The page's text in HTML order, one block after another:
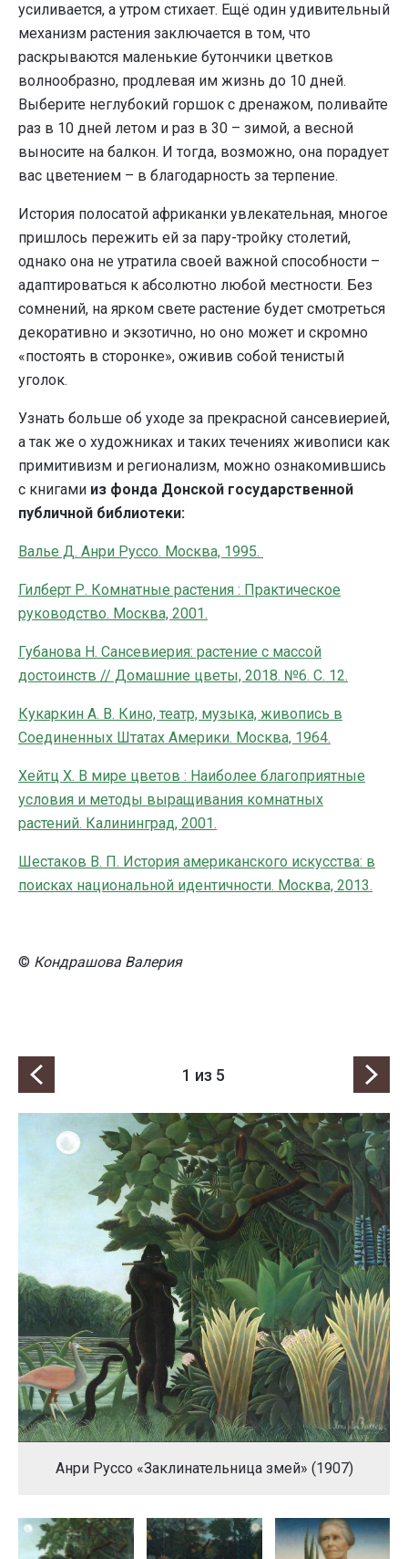
усиливается, а утром стихает. Ещё один удивительный
механизм растения заключается в том, что
раскрываются маленькие бутончики цветков
волнообразно, продлевая им жизнь до 10 дней.
Выберите неглубокий горшок с дренажом, поливайте
раз в 10 дней летом и раз в 30 – зимой, а весной
выносите на балкон. И тогда, возможно, она порадует
вас цветением – в благодарность за терпение.
История полосатой африканки увлекательная, многое
пришлось пережить ей за пару-тройку столетий,
однако она не утратила своей важной способности –
адаптироваться к абсолютно любой местности. Без
сомнений, на ярком свете растение будет смотреться
декоративно и экзотично, но оно может и скромно
«постоять в сторонке», оживив собой тенистый
уголок.
Узнать больше об уходе за прекрасной сансевиерией,
а так же о художниках и таких течениях живописи как
примитивизм и регионализм, можно ознакомившись
с книгами из фонда Донской государственной
публичной библиотеки:
Валье Д. Анри Руссо. Москва, 1995.
Гилберт Р. Комнатные растения : Практическое
руководство. Москва, 2001.
Губанова Н. Сансевиерия: растение с массой
достоинств // Домашние цветы, 2018. №6. С. 12.
Кукаркин А. В. Кино, театр, музыка, живопись в
Соединенных Штатах Америки. Москва, 1964.
Хейтц Х. В мире цветов : Наиболее благоприятные
условия и методы выращивания комнатных
растений. Калининград, 2001.
Шестаков В. П. История американского искусства: в
поисках национальной идентичности. Москва, 2013.
© Кондрашова Валерия
1 из 5
Анри Руссо «Заклинательница змей» (1907)